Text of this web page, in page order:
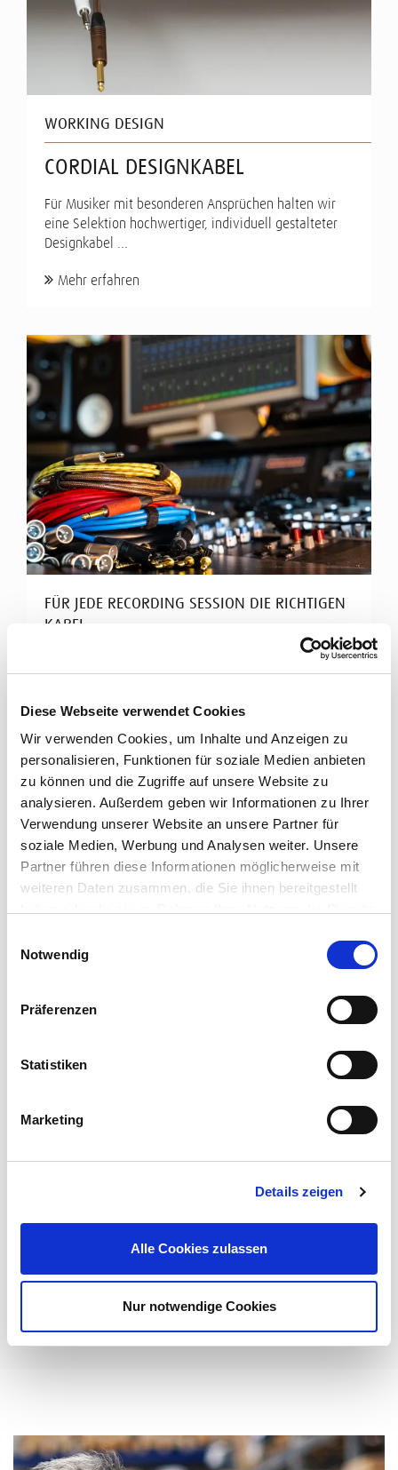
Diese Webseite verwendet Cookies
Wir verwenden Cookies, um Inhalte und Anzeigen zu
personalisieren, Funktionen für soziale Medien anbieten
zu können und die Zugriffe auf unsere Website zu
analysieren. Außerdem geben wir Informationen zu Ihrer
Verwendung unserer Website an unsere Partner für
soziale Medien, Werbung und Analysen weiter. Unsere
Partner führen diese Informationen möglicherweise mit
weiteren Daten zusammen, die Sie ihnen bereitgestellt
Notwendig
Präferenzen
Statistiken
Marketing
Details zeigen
Alle Cookies zulassen
Nur notwendige Cookies
WORKING DESIGN
CORDIAL DESIGNKABEL
Für Musiker mit besonderen Ansprüchen halten wir
eine Selektion hochwertiger, individuell gestalteter
Designkabel ...
Mehr erfahren
FÜR JEDE RECORDING SESSION DIE RICHTIGEN
KABEL
Cordial Kabel für Tonstudios
Hochklassiges Studio-Equipment braucht perfekte
Spektrum an ...
Mehr erfahren
Entwickelt, um den vielfältigen Datenübertragungs-
Anforderungen der modernen Veranstaltungstechnik
gerecht zu werden: ...